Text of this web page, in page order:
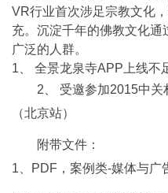
VR行业首次涉足宗教文化
充。沉淀千年的佛教文化
广泛的人群。
1、 全景龙泉寺APP上线不
2、 受邀参加2015中关
（北京站）
附带文件：
1、PDF，案例类-媒体与广